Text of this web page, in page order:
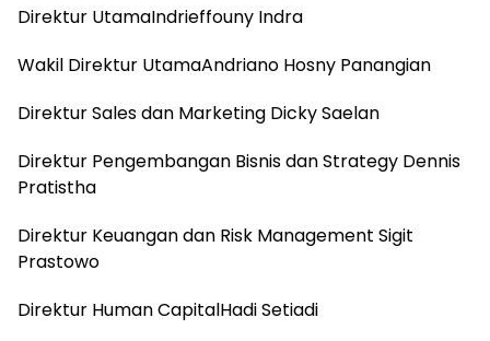
Direktur UtamaIndrieffouny Indra
Wakil Direktur UtamaAndriano Hosny Panangian
Direktur Sales dan Marketing Dicky Saelan
Direktur Pengembangan Bisnis dan Strategy Dennis
Pratistha
Direktur Keuangan dan Risk Management Sigit
Prastowo
Direktur Human CapitalHadi Setiadi